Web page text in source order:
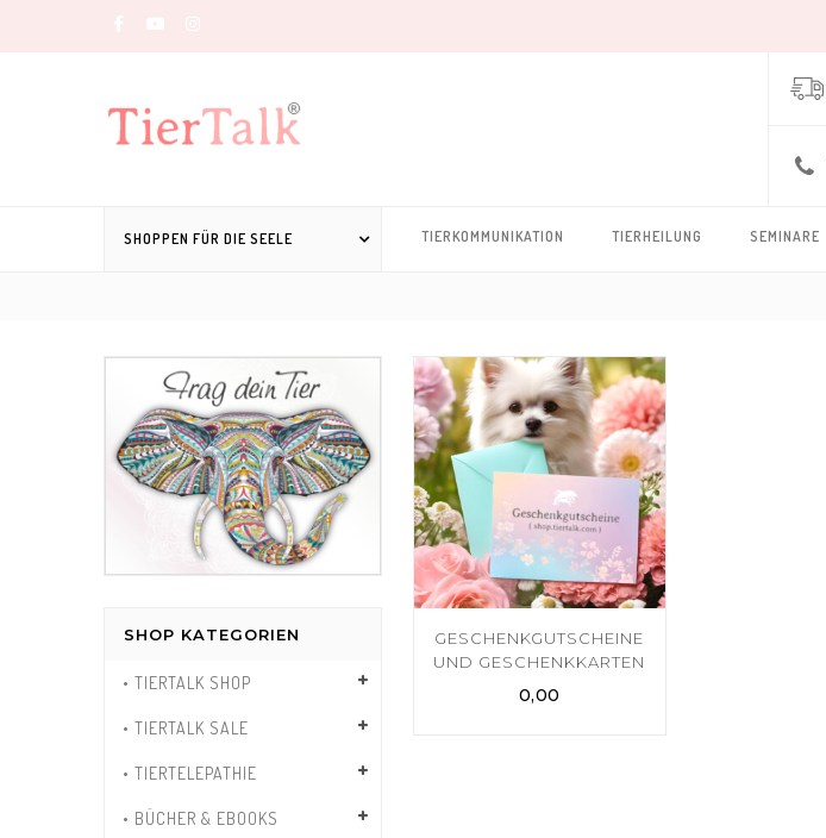
SHOPPEN FÜR DIE SEELE TIERKOMMUNIKATION TIERHEILUNG SEMINARE
GESCHENKGUTSCHEINE
UND GESCHENKKARTEN
0,00
SHOP KATEGORIEN
• TIERTALK SHOP
• TIERTALK SALE
• TIERTELEPATHIE
• BÜCHER & EBOOKS